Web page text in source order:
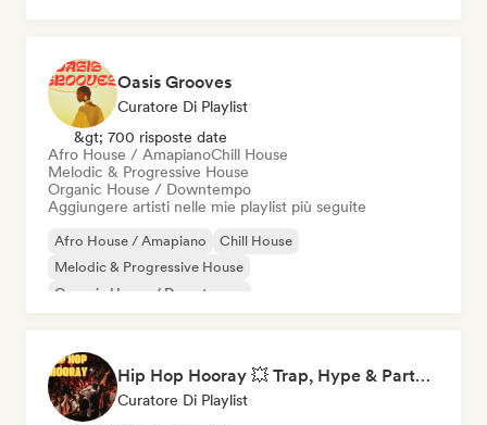
Oasis Grooves
Curatore Di Playlist
&gt; 700 risposte date
Afro House / AmapianoChill House
Melodic & Progressive House
Organic House / Downtempo
Aggiungere artisti nelle mie playlist più seguite
Afro House / Amapiano
Chill House
Melodic & Progressive House
Organic House / Downtempo
Hip Hop Hooray 💥 Trap, Hype & Party Rap Bangers
Curatore Di Playlist